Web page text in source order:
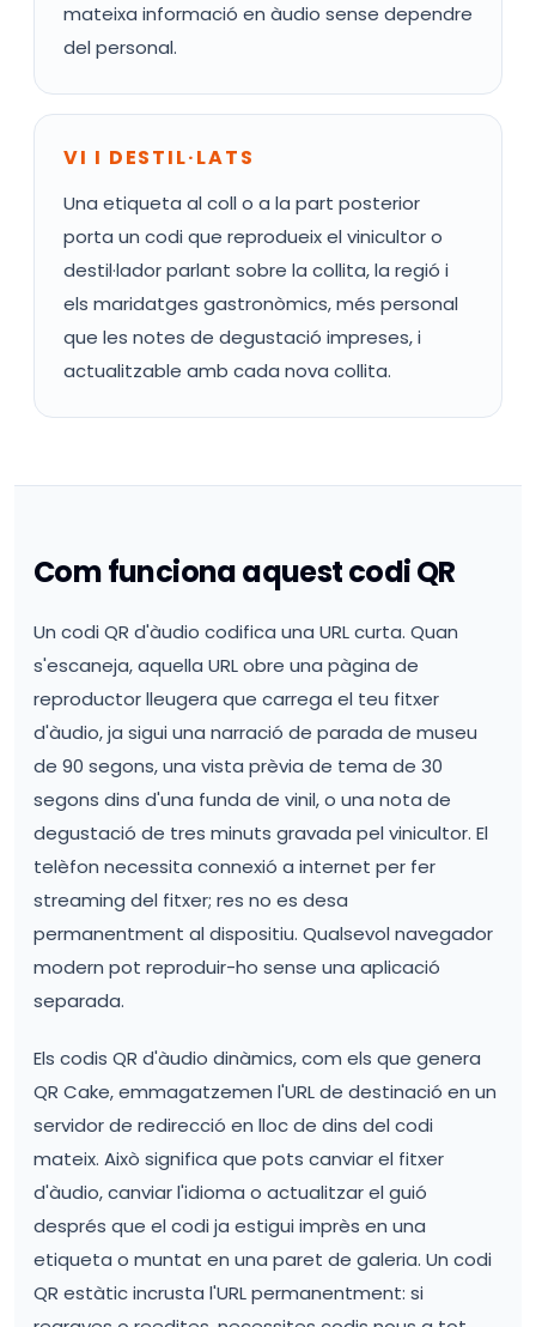
mateixa informació en àudio sense dependre
del personal.
VI I DESTIL·LATS
Una etiqueta al coll o a la part posterior
porta un codi que reprodueix el vinicultor o
destil·lador parlant sobre la collita, la regió i
els maridatges gastronòmics, més personal
que les notes de degustació impreses, i
actualitzable amb cada nova collita.
Com funciona aquest codi QR
Un codi QR d'àudio codifica una URL curta. Quan
s'escaneja, aquella URL obre una pàgina de
reproductor lleugera que carrega el teu fitxer
d'àudio, ja sigui una narració de parada de museu
de 90 segons, una vista prèvia de tema de 30
segons dins d'una funda de vinil, o una nota de
degustació de tres minuts gravada pel vinicultor. El
telèfon necessita connexió a internet per fer
streaming del fitxer; res no es desa
permanentment al dispositiu. Qualsevol navegador
modern pot reproduir-ho sense una aplicació
separada.
Els codis QR d'àudio dinàmics, com els que genera
QR Cake, emmagatzemen l'URL de destinació en un
servidor de redirecció en lloc de dins del codi
mateix. Això significa que pots canviar el fitxer
d'àudio, canviar l'idioma o actualitzar el guió
després que el codi ja estigui imprès en una
etiqueta o muntat en una paret de galeria. Un codi
QR estàtic incrusta l'URL permanentment: si